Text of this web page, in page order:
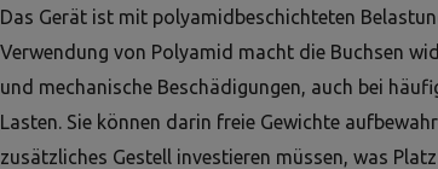
Das Gerät ist mit polyamidbeschichteten
Verwendung von Polyamid macht die Buchsen
und mechanische Beschädigungen, auch bei
Lasten. Sie können darin freie Gewichte
zusätzliches Gestell investieren müssen, was